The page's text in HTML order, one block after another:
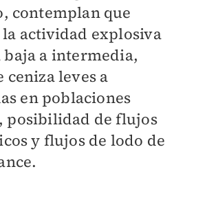
contemplan que
actividad explosiva
baja a intermedia,
ceniza leves a
en poblaciones
posibilidad de flujos
y flujos de lodo de